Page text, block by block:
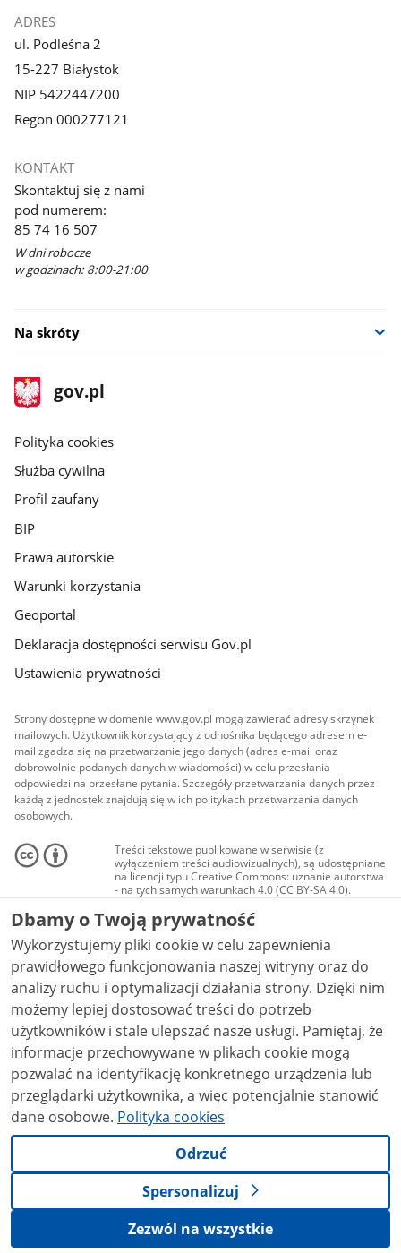
ADRES
ul. Podleśna 2
15-227 Białystok
NIP 5422447200
Regon 000277121
KONTAKT
Skontaktuj się z nami
pod numerem:
85 74 16 507
W dni robocze
w godzinach: 8:00-21:00
Na skróty
stopka
gov.pl
Strona
gov.pl
gov.pl
Polityka cookies
Służba cywilna
Profil zaufany
BIP
Prawa autorskie
Warunki korzystania
Geoportal
Deklaracja dostępności serwisu Gov.pl
Ustawienia prywatności
Strony dostępne w domenie www.gov.pl mogą zawierać adresy skrzynek
mailowych. Użytkownik korzystający z odnośnika będącego adresem e-
mail zgadza się na przetwarzanie jego danych (adres e-mail oraz
dobrowolnie podanych danych w wiadomości) w celu przesłania
odpowiedzi na przesłane pytania. Szczegóły przetwarzania danych przez
każdą z jednostek znajdują się w ich politykach przetwarzania danych
osobowych.
Treści tekstowe publikowane w serwisie (z
wyłączeniem treści audiowizualnych), są udostępniane
na licencji typu Creative Commons: uznanie autorstwa
- na tych samych warunkach 4.0 (CC BY-SA 4.0).
Materiały audiowizualne, w tym zdjęcia, materiały
audio i wideo, są udostępniane na licencji typu
Creative Commons: uznanie autorstwa użycie
niekomercyjne - bez utworów zależnych 4.0 (CC BY-
NC-ND 4.0), o ile nie jest to stwierdzone inaczej.
Dbamy o Twoją prywatność
Wykorzystujemy pliki cookie w celu zapewnienia
prawidłowego funkcjonowania naszej witryny oraz do
analizy ruchu i optymalizacji działania strony. Dzięki nim
możemy lepiej dostosować treści do potrzeb
użytkowników i stale ulepszać nasze usługi. Pamiętaj, że
informacje przechowywane w plikach cookie mogą
pozwalać na identyfikację konkretnego urządzenia lub
przeglądarki użytkownika, a więc potencjalnie stanowić
dane osobowe. Polityka cookies
Odrzuć
Spersonalizuj
Zezwól na wszystkie